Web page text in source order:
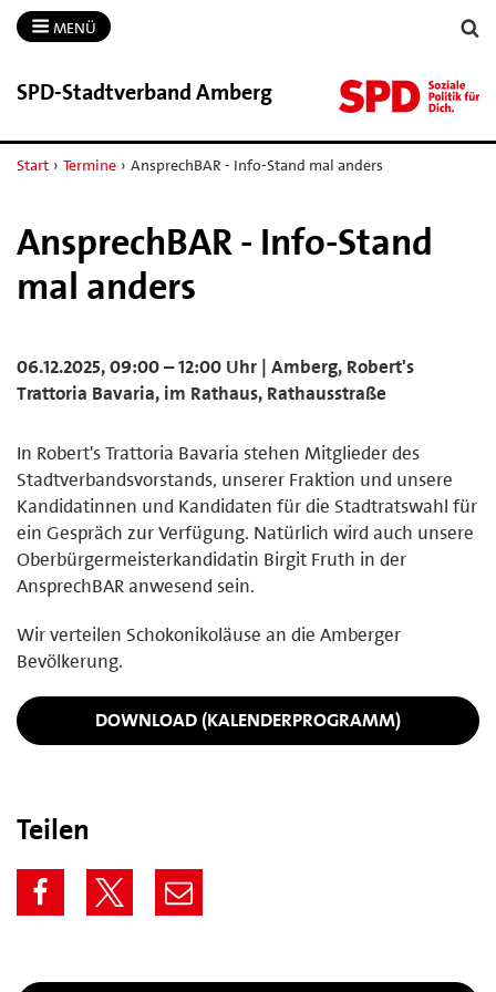
MENÜ
SPD-​Stadtverband Amberg
Start › Termine › AnsprechBAR - Info-Stand mal anders
AnsprechBAR - Info-Stand
mal anders
06.12.2025, 09:00 – 12:00 Uhr | Amberg, Robert's
Trattoria Bavaria, im Rathaus, Rathausstraße
In Robert's Trattoria Bavaria stehen Mitglieder des
Stadtverbandsvorstands, unserer Fraktion und unsere
Kandidatinnen und Kandidaten für die Stadtratswahl für
ein Gespräch zur Verfügung. Natürlich wird auch unsere
Oberbürgermeisterkandidatin Birgit Fruth in der
AnsprechBAR anwesend sein.
Wir verteilen Schokonikoläuse an die Amberger
Bevölkerung.
DOWNLOAD (KALENDERPROGRAMM)
Teilen